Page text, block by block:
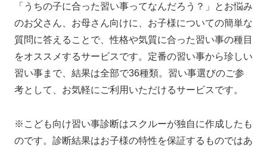
「うちの子に合った習い事ってなんだろう？」とお悩み
のお父さん、お母さん向けに、お子様についての簡単な
質問に答えることで、性格や気質に合った習い事の種目
をオススメするサービスです。定番の習い事から珍しい
習い事まで、結果は全部で36種類。習い事選びのご参
考として、お気軽にご利用いただけるサービスです。
※こども向け習い事診断はスクルーが独自に作成したも
のです。診断結果はお子様の特性を保証するものではあ